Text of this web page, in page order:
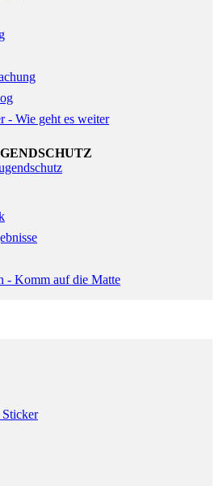
- Wie geht es weiter
- Komm auf die Matte